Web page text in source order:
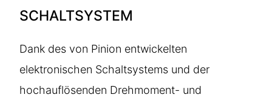
SCHALTSYSTEM
Dank des von Pinion entwickelten
elektronischen Schaltsystems und der
hochauflösenden Drehmoment- und